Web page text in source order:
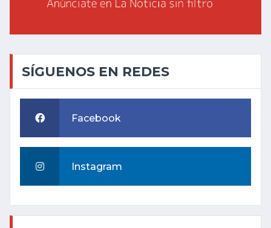
SÍGUENOS EN REDES
Facebook
Instagram